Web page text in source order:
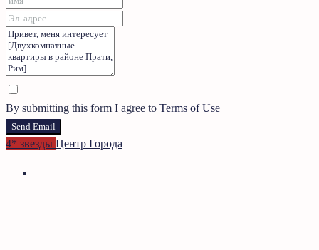
By submitting this form I agree to Terms of Use
Send Email
4* звезды Центр Города